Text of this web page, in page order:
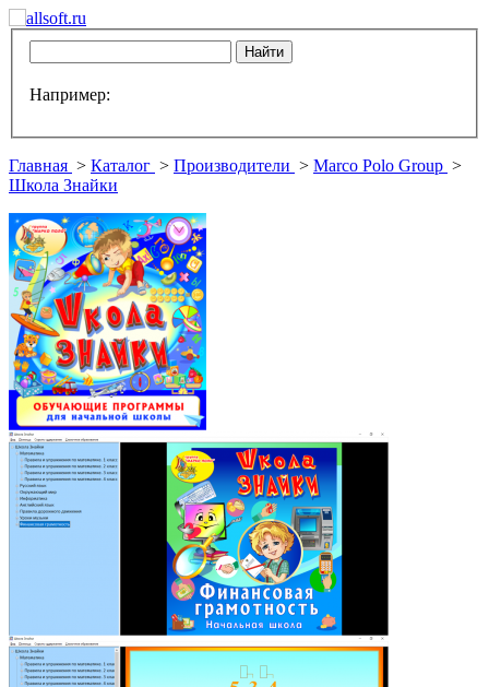
Например:
Главная > Каталог > Производители > Marco Polo Group >
Школа Знайки